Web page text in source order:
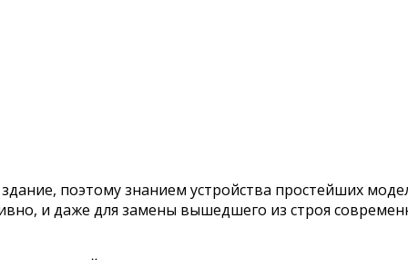
поэтому знанием устройства простейших
и даже для замены вышедшего из строя